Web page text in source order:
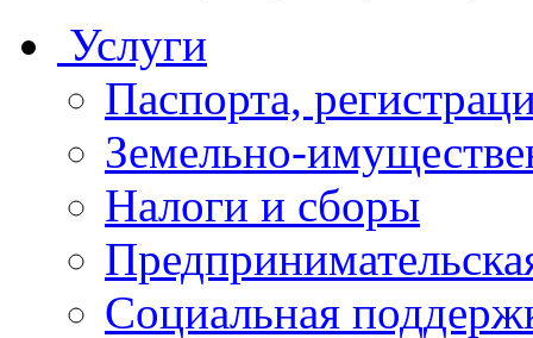
Услуги
Паспорта,
Земельно-
Налоги и сборы
Социальная